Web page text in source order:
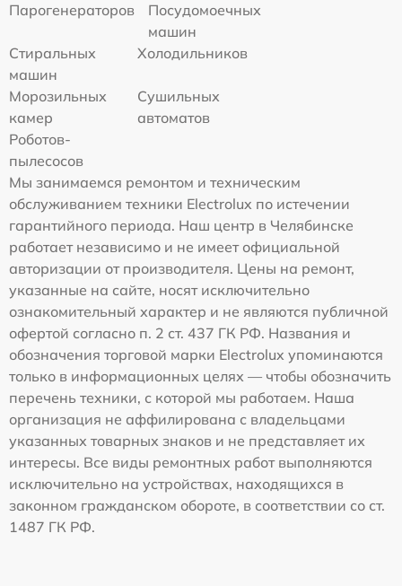
Парогенераторов
Посудомоечных
машин
Стиральных
машин
Холодильников
Морозильных
камер
Сушильных
автоматов
Роботов-
пылесосов
Мы занимаемся ремонтом и техническим
обслуживанием техники Electrolux по истечении
гарантийного периода. Наш центр в Челябинске
работает независимо и не имеет официальной
авторизации от производителя. Цены на ремонт,
указанные на сайте, носят исключительно
ознакомительный характер и не являются публичной
офертой согласно п. 2 ст. 437 ГК РФ. Названия и
обозначения торговой марки Electrolux упоминаются
только в информационных целях — чтобы обозначить
перечень техники, с которой мы работаем. Наша
организация не аффилирована с владельцами
указанных товарных знаков и не представляет их
интересы. Все виды ремонтных работ выполняются
исключительно на устройствах, находящихся в
законном гражданском обороте, в соответствии со ст.
1487 ГК РФ.